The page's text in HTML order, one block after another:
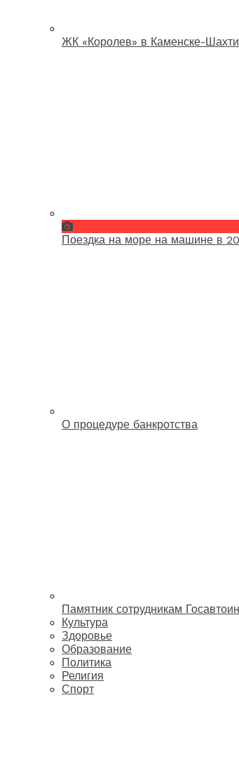
ЖК «Королев» в Каменске-
Поездка на море на машине в
О процедуре банкротства
Памятник сотрудникам
Культура
Здоровье
Образование
Политика
Религия
Спорт